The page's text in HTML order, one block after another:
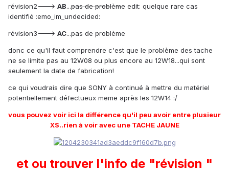
révision2---> AB...pas de problème edit: quelque rare cas
identifié :emo_im_undecided:
révision3---> AC...pas de problème
donc ce qu'il faut comprendre c'est que le problème des tache
ne se limite pas au 12W08 ou plus encore au 12W18...qui sont
seulement la date de fabrication!
ce qui voudrais dire que SONY à continué à mettre du matériel
potentiellement défectueux meme après les 12W14 :/
vous pouvez voir ici la différence qu'il peu avoir entre plusieur
XS..rien à voir avec une TACHE JAUNE
et ou trouver l'info de "révision "